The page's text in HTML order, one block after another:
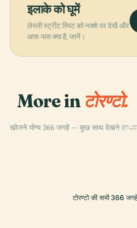
इलाके को घूमें
लेस्ली स्ट्रीट स्पिट को नक्शे पर देखें और
आस-पास क्या है, जानें।
More in टोरण्टो.
खोजने योग्य 366 जगहें — कुछ साथ देखने
PLACE
टोरण्टो की सभी 366